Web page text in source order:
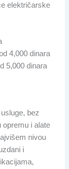
električarske
4,000 dinara
5,000 dinara
bez
opremu i alate
nivou
i